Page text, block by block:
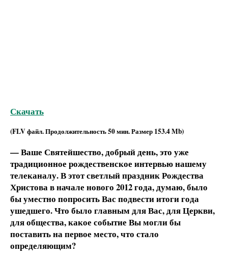
Скачать
(FLV файл. Продолжительность50 мин.Размер 153.4 Mb)
— Ваше Святейшество, добрый день, это уже
традиционное рождественское интервью нашему
телеканалу. В этот светлый праздник Рождества
Христова в начале нового 2012 года, думаю, было
бы уместно попросить Вас подвести итоги года
ушедшего. Что было главным для Вас, для Церкви,
для общества, какое событие Вы могли бы
поставить на первое место, что стало
определяющим?